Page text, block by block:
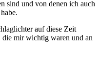
sind und von denen ich auch
auf diese Zeit
die mir wichtig waren und an